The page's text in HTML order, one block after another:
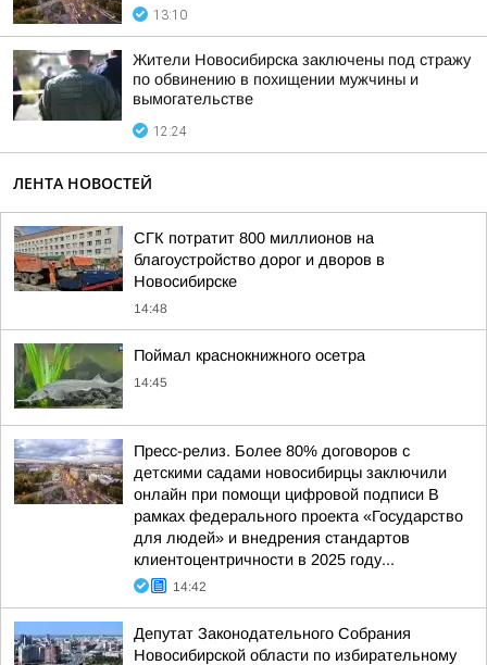
13:10
Жители Новосибирска заключены под стражу
по обвинению в похищении мужчины и
вымогательстве
12:24
ЛЕНТА НОВОСТЕЙ
СГК потратит 800 миллионов на
благоустройство дорог и дворов в
Новосибирске
14:48
Поймал краснокнижного осетра
14:45
Пресс-релиз. Более 80% договоров с
детскими садами новосибирцы заключили
онлайн при помощи цифровой подписи В
рамках федерального проекта «Государство
для людей» и внедрения стандартов
клиентоцентричности в 2025 году...
14:42
Депутат Законодательного Собрания
Новосибирской области по избирательному